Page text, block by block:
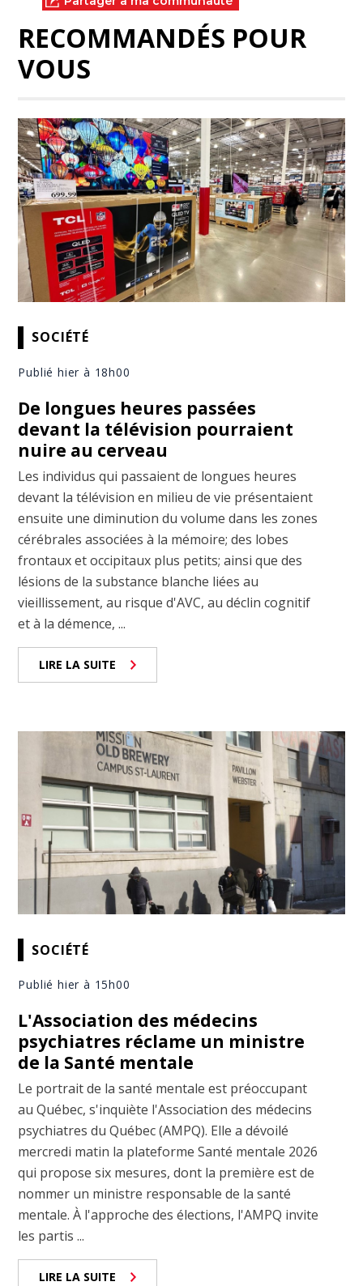
RECOMMANDÉS POUR
VOUS
SOCIÉTÉ
Publié hier à 18h00
De longues heures passées
devant la télévision pourraient
nuire au cerveau
Les individus qui passaient de longues heures
devant la télévision en milieu de vie présentaient
ensuite une diminution du volume dans les zones
cérébrales associées à la mémoire; des lobes
frontaux et occipitaux plus petits; ainsi que des
lésions de la substance blanche liées au
vieillissement, au risque d'AVC, au déclin cognitif
et à la démence, ...
LIRE LA SUITE
SOCIÉTÉ
Publié hier à 15h00
L'Association des médecins
psychiatres réclame un ministre
de la Santé mentale
Le portrait de la santé mentale est préoccupant
au Québec, s'inquiète l'Association des médecins
psychiatres du Québec (AMPQ). Elle a dévoilé
mercredi matin la plateforme Santé mentale 2026
qui propose six mesures, dont la première est de
nommer un ministre responsable de la santé
mentale. À l'approche des élections, l'AMPQ invite
les partis ...
LIRE LA SUITE